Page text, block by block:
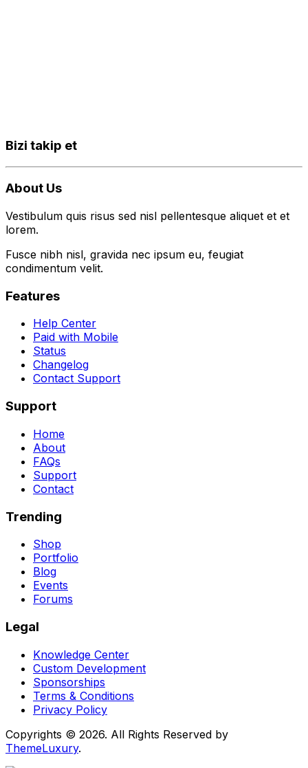
Bizi takip et
About Us
Vestibulum quis risus sed nisl pellentesque aliquet et et
lorem.
Fusce nibh nisl, gravida nec ipsum eu, feugiat
condimentum velit.
Features
Help Center
Paid with Mobile
Status
Changelog
Contact Support
Support
Home
About
FAQs
Support
Contact
Trending
Shop
Portfolio
Blog
Events
Forums
Legal
Knowledge Center
Custom Development
Sponsorships
Terms & Conditions
Privacy Policy
Copyrights © 2026. All Rights Reserved by
ThemeLuxury.